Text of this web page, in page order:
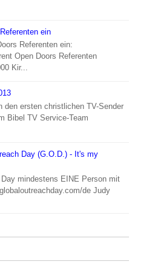
ein
Referenten ein:
Kir...
den ersten christlichen TV-Sender
Bibel TV Service-Team
Day (G.O.D.) - It's my
mindestens EINE Person mit